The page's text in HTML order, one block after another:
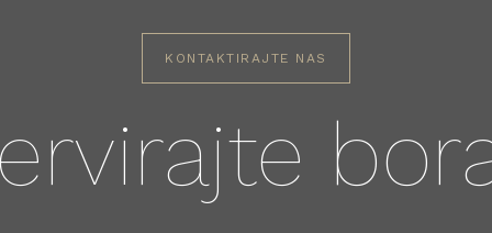
KONTAKTIRAJTE NAS